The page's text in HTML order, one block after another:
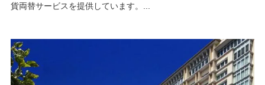
貨両替サービスを提供しています。...